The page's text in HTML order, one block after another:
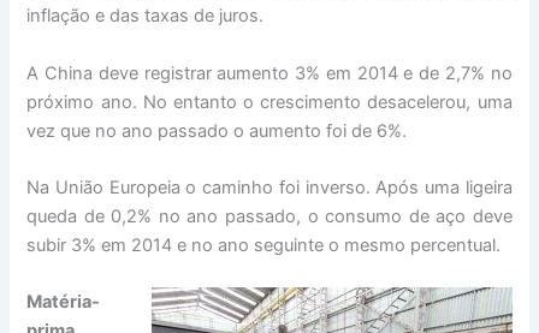
inflação e das taxas de juros.
A China deve registrar aumento 3% em 2014 e de 2,7% no
próximo ano. No entanto o crescimento desacelerou, uma
vez que no ano passado o aumento foi de 6%.
Na União Europeia o caminho foi inverso. Após uma ligeira
queda de 0,2% no ano passado, o consumo de aço deve
subir 3% em 2014 e no ano seguinte o mesmo percentual.
Matéria-